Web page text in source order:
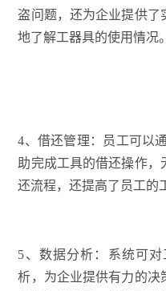
盗问题，还为企业提供了
地了解工器具的使用情况。
4、借还管理：员工可以
助完成工具的借还操作，
还流程，还提高了员工的
5、数据分析：系统可
析，为企业提供有力的决